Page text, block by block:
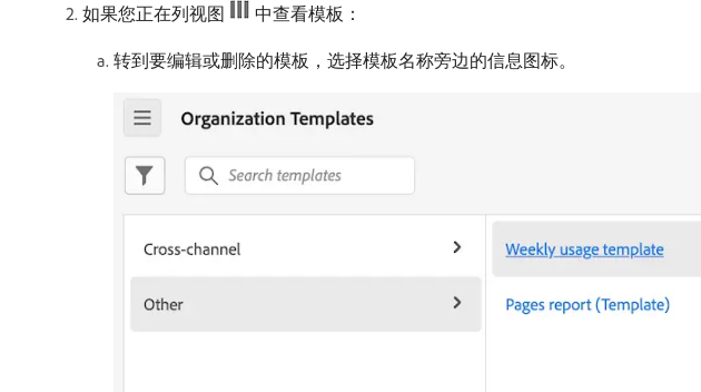
如果您正在列视图 中查看模板：
转到要编辑或删除的模板，选择模板名称旁边的信息图标。